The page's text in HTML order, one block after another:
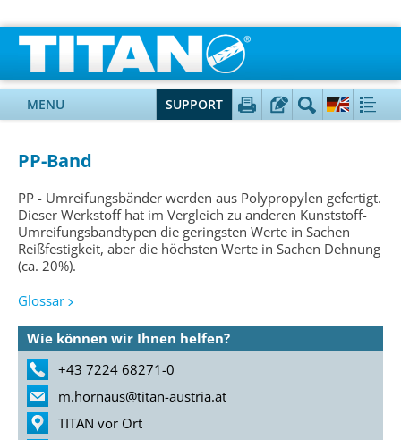
MENU SUPPORT
PP-Band
PP - Umreifungsbänder werden aus Polypropylen gefertigt.
Dieser Werkstoff hat im Vergleich zu anderen Kunststoff-
Umreifungsbandtypen die geringsten Werte in Sachen
Reißfestigkeit, aber die höchsten Werte in Sachen Dehnung
(ca. 20%).
Glossar
Wie können wir Ihnen helfen?
+43 7224 68271-0
m.hornaus@titan-austria.at
TITAN vor Ort